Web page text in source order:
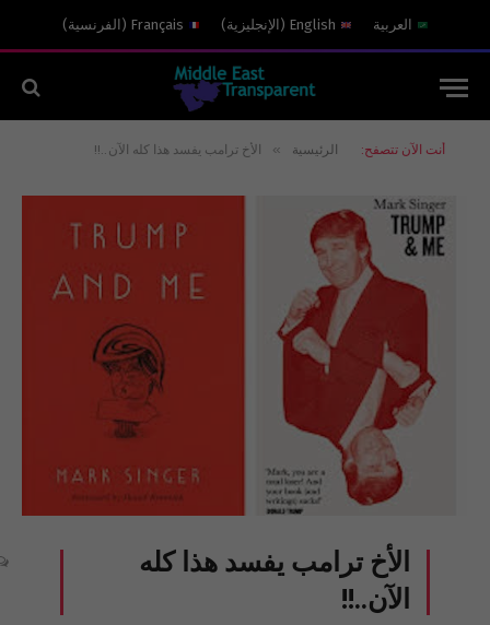
العربية English
( الإنجليزية)
Français
( الفرنسية)
أنت الآن تتصفح: الرئيسية » الأخ ترامب يفسد هذا كله الآن..!!
الأخ ترامب يفسد هذا كله
الآن..!!